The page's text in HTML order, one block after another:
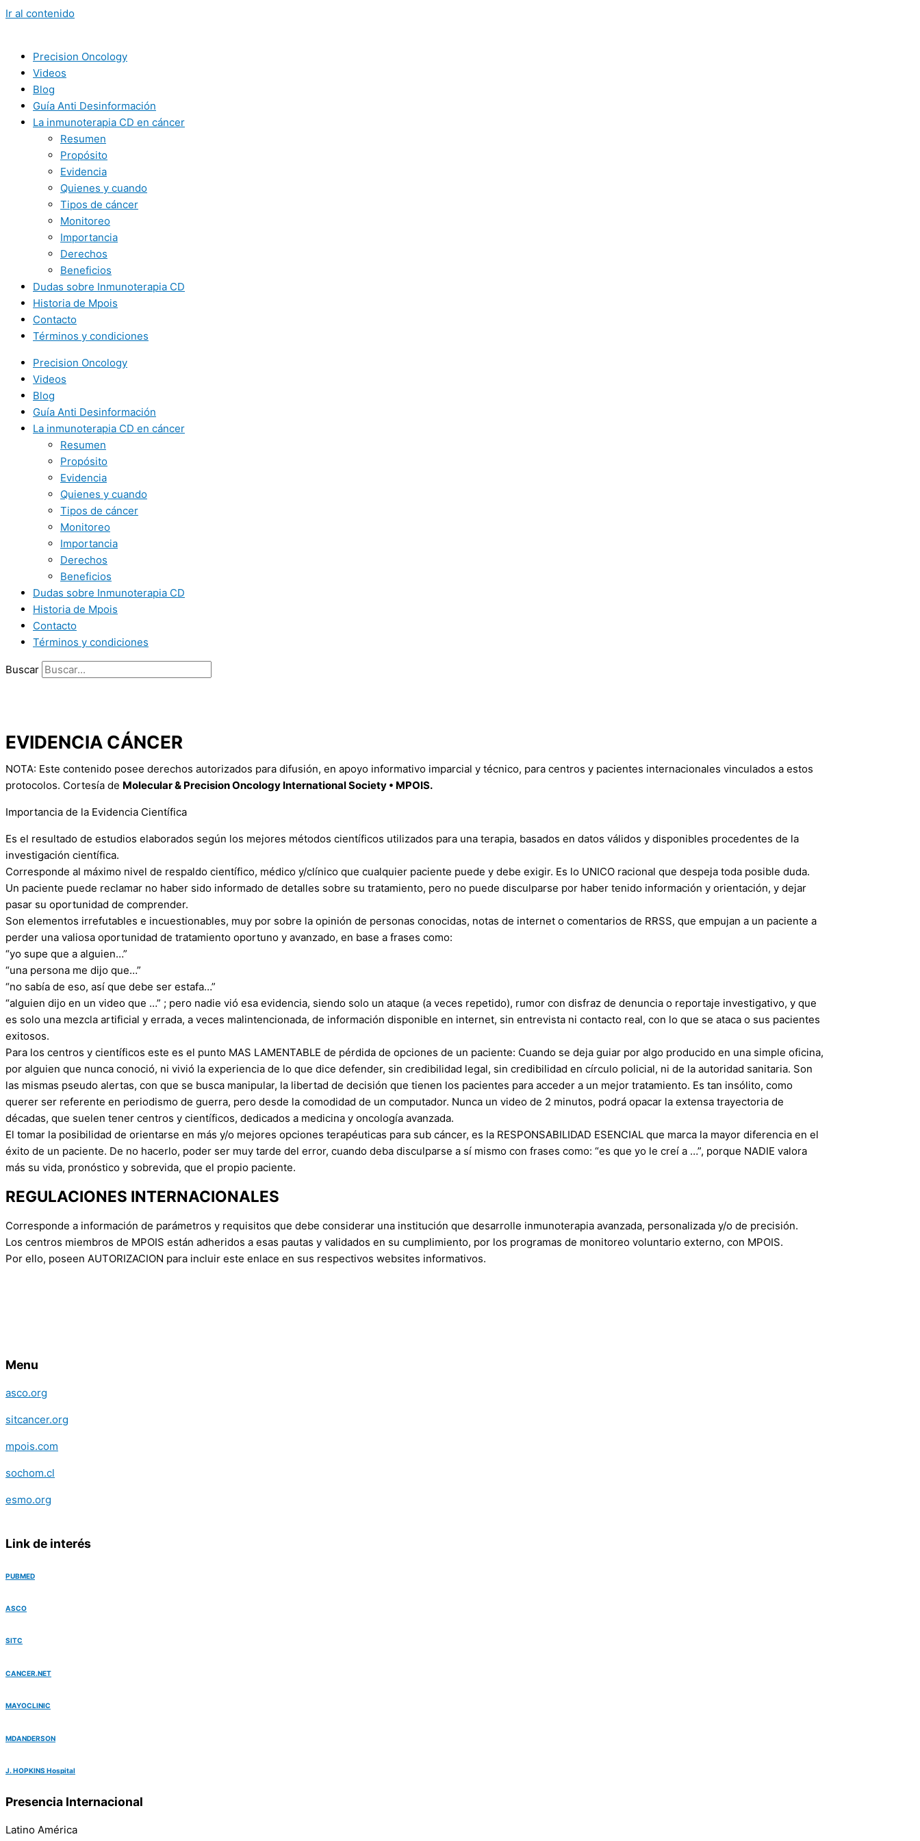
Ir al contenido
Precision Oncology
Videos
Blog
Guía Anti Desinformación
La inmunoterapia CD en cáncer
Resumen
Propósito
Evidencia
Quienes y cuando
Tipos de cáncer
Monitoreo
Importancia
Derechos
Beneficios
Dudas sobre Inmunoterapia CD
Historia de Mpois
Contacto
Términos y condiciones
Precision Oncology
Videos
Blog
Guía Anti Desinformación
La inmunoterapia CD en cáncer
Resumen
Propósito
Evidencia
Quienes y cuando
Tipos de cáncer
Monitoreo
Importancia
Derechos
Beneficios
Dudas sobre Inmunoterapia CD
Historia de Mpois
Contacto
Términos y condiciones
Buscar
EVIDENCIA CÁNCER
NOTA: Este contenido posee derechos autorizados para difusión, en apoyo informativo imparcial y técnico, para centros y pacientes internacionales vinculados a estos
protocolos. Cortesía de Molecular & Precision Oncology International Society • MPOIS.
Importancia de la Evidencia Científica
Es el resultado de estudios elaborados según los mejores métodos científicos utilizados para una terapia, basados en datos válidos y disponibles procedentes de la
investigación científica.
Corresponde al máximo nivel de respaldo científico, médico y/clínico que cualquier paciente puede y debe exigir. Es lo UNICO racional que despeja toda posible duda.
Un paciente puede reclamar no haber sido informado de detalles sobre su tratamiento, pero no puede disculparse por haber tenido información y orientación, y dejar
pasar su oportunidad de comprender.
Son elementos irrefutables e incuestionables, muy por sobre la opinión de personas conocidas, notas de internet o comentarios de RRSS, que empujan a un paciente a
perder una valiosa oportunidad de tratamiento oportuno y avanzado, en base a frases como:
“yo supe que a alguien…”
“una persona me dijo que…”
“no sabía de eso, así que debe ser estafa…”
“alguien dijo en un video que …” ; pero nadie vió esa evidencia, siendo solo un ataque (a veces repetido), rumor con disfraz de denuncia o reportaje investigativo, y que
es solo una mezcla artificial y errada, a veces malintencionada, de información disponible en internet, sin entrevista ni contacto real, con lo que se ataca o sus pacientes
exitosos.
Para los centros y científicos este es el punto MAS LAMENTABLE de pérdida de opciones de un paciente: Cuando se deja guiar por algo producido en una simple oficina,
por alguien que nunca conoció, ni vivió la experiencia de lo que dice defender, sin credibilidad legal, sin credibilidad en círculo policial, ni de la autoridad sanitaria. Son
las mismas pseudo alertas, con que se busca manipular, la libertad de decisión que tienen los pacientes para acceder a un mejor tratamiento. Es tan insólito, como
querer ser referente en periodismo de guerra, pero desde la comodidad de un computador. Nunca un video de 2 minutos, podrá opacar la extensa trayectoria de
décadas, que suelen tener centros y científicos, dedicados a medicina y oncología avanzada.
El tomar la posibilidad de orientarse en más y/o mejores opciones terapéuticas para sub cáncer, es la RESPONSABILIDAD ESENCIAL que marca la mayor diferencia en el
éxito de un paciente. De no hacerlo, poder ser muy tarde del error, cuando deba disculparse a sí mismo con frases como: “es que yo le creí a …”, porque NADIE valora
más su vida, pronóstico y sobrevida, que el propio paciente.
REGULACIONES INTERNACIONALES
Corresponde a información de parámetros y requisitos que debe considerar una institución que desarrolle inmunoterapia avanzada, personalizada y/o de precisión.
Los centros miembros de MPOIS están adheridos a esas pautas y validados en su cumplimiento, por los programas de monitoreo voluntario externo, con MPOIS.
Por ello, poseen AUTORIZACION para incluir este enlace en sus respectivos websites informativos.
Menu
asco.org
sitcancer.org
mpois.com
sochom.cl
esmo.org
Link de interés
PUBMED
ASCO
SITC
CANCER.NET
MAYOCLINIC
MDANDERSON
J. HOPKINS Hospital
Presencia Internacional
Latino América